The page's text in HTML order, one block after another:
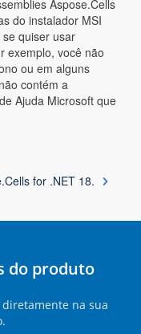
Aspose.Cells
do instalador MSI
quiser usar
exemplo, você não
ou em alguns
contém a
Ajuda Microsoft que
for .NET 18.
do produto
na sua